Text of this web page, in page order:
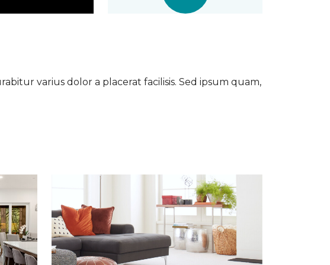
varius dolor a placerat facilisis. Sed ipsum quam,